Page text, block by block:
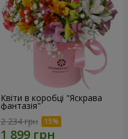
Квіти в коробці "Яскрава
фантазія"
2 234 грн